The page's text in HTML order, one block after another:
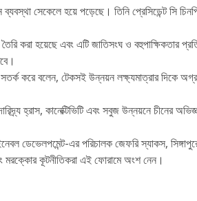
সেকেলে হয়ে পড়েছে। তিনি প্রেসিডেন্ট সি
করা হয়েছে এবং এটি জাতিসংঘ ও বহুপাক্ষিকতার
করে বলেন, টেকসই উন্নয়ন লক্ষ্যমাত্রার দিকে
হ্রাস, কানেক্টিভিটি এবং সবুজ উন্নয়নে
ডেভেলপমেন্ট-এর পরিচালক জেফরি স্যাকস,
মরক্কোর কূটনীতিকরা এই ফোরামে অংশ নেন।